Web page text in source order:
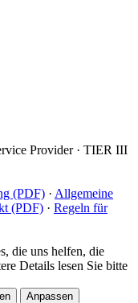
Provider · TIER III
(PDF) · Allgemeine
(PDF) · Regeln für
die uns helfen, die
Details lesen Sie bitte
Anpassen